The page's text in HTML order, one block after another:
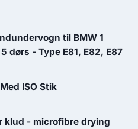
til BMW 1
dørs - Type E81, E82, E87
ISO Stik
klud - microfibre drying